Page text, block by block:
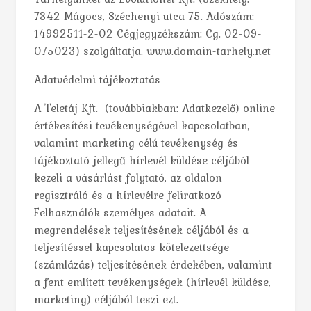
7342 Mágocs, Széchenyi utca 75. Adószám:
14992511-2-02 Cégjegyzékszám: Cg. 02-09-
075023) szolgáltatja. www.domain-tarhely.net
Adatvédelmi tájékoztatás
A Teletáj Kft. (továbbiakban: Adatkezelő) online
értékesítési tevékenységével kapcsolatban,
valamint marketing célú tevékenység és
tájékoztató jellegű hírlevél küldése céljából
kezeli a vásárlást folytató, az oldalon
regisztráló és a hírlevélre feliratkozó
Felhasználók személyes adatait. A
megrendelések teljesítésének céljából és a
teljesítéssel kapcsolatos kötelezettsége
(számlázás) teljesítésének érdekében, valamint
a fent említett tevékenységek (hírlevél küldése,
marketing) céljából teszi ezt.